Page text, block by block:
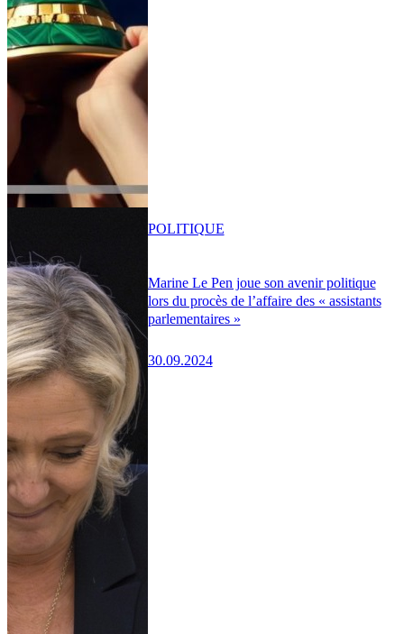
Marine Le Pen joue son avenir politique
lors du procès de l’affaire des « assistants
parlementaires »
30.09.2024
POLITIQUE